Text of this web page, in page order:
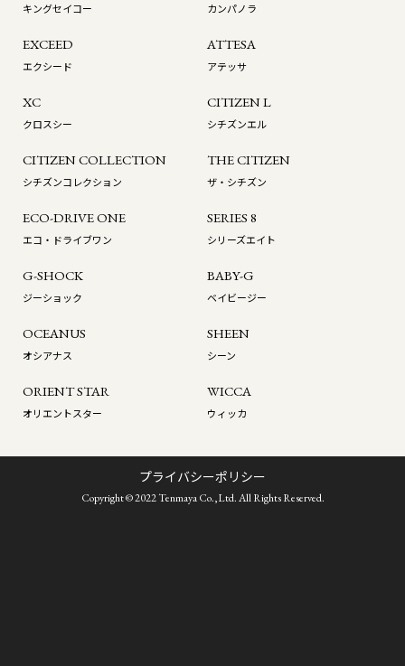
キングセイコー カンパノラ
EXCEED
エクシード
ATTESA
アテッサ
XC
クロスシー
CITIZEN L
シチズンエル
CITIZEN COLLECTION
シチズンコレクション
THE CITIZEN
ザ・シチズン
ECO-DRIVE ONE
エコ・ドライブワン
SERIES 8
シリーズエイト
G-SHOCK
ジーショック
BABY-G
ベイビージー
OCEANUS
オシアナス
SHEEN
シーン
ORIENT STAR
オリエントスター
WICCA
ウィッカ
プライバシーポリシー
Copyright © 2022 Tenmaya Co.,Ltd. All Rights Reserved.